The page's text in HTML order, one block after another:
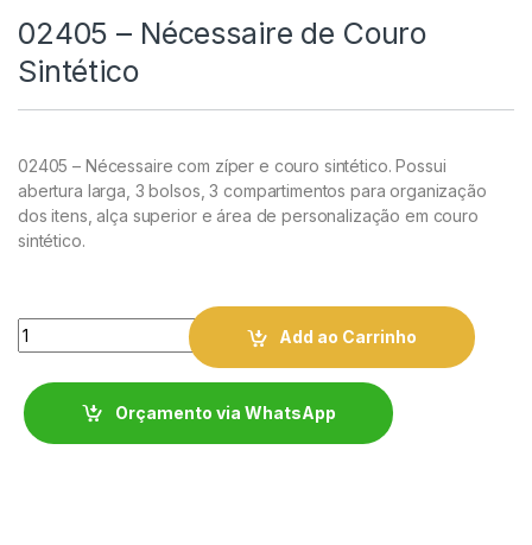
02405 – Nécessaire de Couro
Sintético
02405 – Nécessaire com zíper e couro sintético. Possui
abertura larga, 3 bolsos, 3 compartimentos para organização
dos itens, alça superior e área de personalização em couro
sintético.
Quantity
Add ao Carrinho
Orçamento via WhatsApp